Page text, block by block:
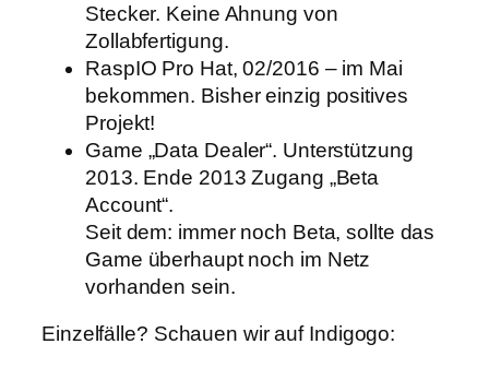
Stecker. Keine Ahnung von
Zollabfertigung.
RaspIO Pro Hat, 02/2016 – im Mai
bekommen. Bisher einzig positives
Projekt!
Game „Data Dealer“. Unterstützung
2013. Ende 2013 Zugang „Beta
Account“.
Seit dem: immer noch Beta, sollte das
Game überhaupt noch im Netz
vorhanden sein.
Einzelfälle? Schauen wir auf Indigogo: